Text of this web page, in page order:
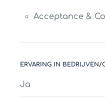
Acceptance &
ERVARING IN BEDRIJVEN/
Ja